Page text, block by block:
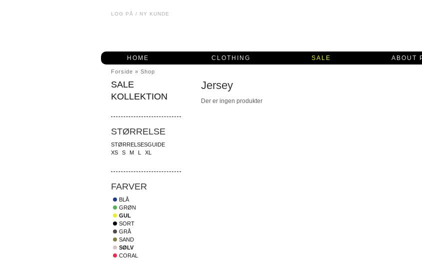
LOG PÅ / NY KUNDE
HOME CLOTHING SALE ABOUT
Forside » Shop
SALE
KOLLEKTION
STØRRELSE
STØRRELSESGUIDE
XS
S M L XL
FARVER
BLÅ
GRØN
GUL
SORT
GRÅ
SAND
SØLV
CORAL
Jersey
Der er ingen produkter